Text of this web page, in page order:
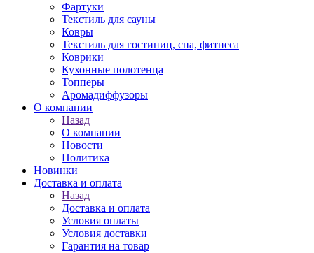
Фартуки
Текстиль для сауны
Ковры
Текстиль для гостиниц, спа, фитнеса
Коврики
Кухонные полотенца
Топперы
Аромадиффузоры
О компании
Назад
О компании
Новости
Политика
Новинки
Доставка и оплата
Назад
Доставка и оплата
Условия оплаты
Условия доставки
Гарантия на товар